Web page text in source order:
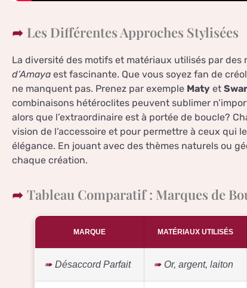
Les Différentes Approches Stylisées
La diversité des motifs et matériaux utilisés par des
d’Amaya est fascinante. Que vous soyez fan de
ne manquent pas. Prenez par exemple Maty et
combinaisons hétéroclites peuvent sublimer
alors que l’extraordinaire est à portée de boucle?
vision de l’accessoire et pour permettre à ceux qui
élégance. En jouant avec des thèmes naturels ou
chaque création.
Tableau Comparatif : Marques de
MARQUE MATÉRIAUX UTILISÉS
Désaccord Parfait Or, argent, laiton